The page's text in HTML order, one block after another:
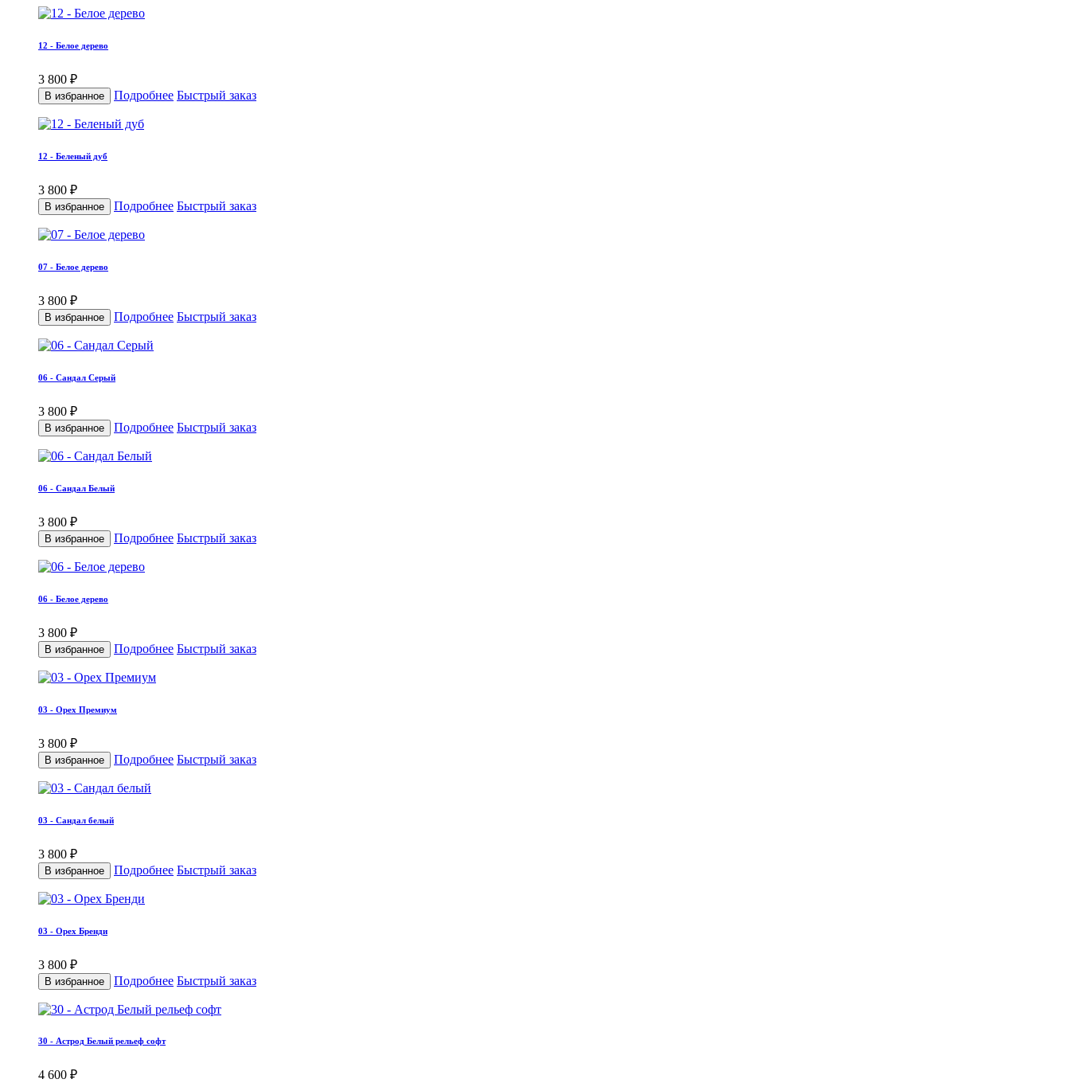
12 - Белое дерево
3 800 ₽
В избранное Подробнее Быстрый заказ
12 - Беленый дуб
3 800 ₽
В избранное Подробнее Быстрый заказ
07 - Белое дерево
3 800 ₽
В избранное Подробнее Быстрый заказ
06 - Сандал Серый
3 800 ₽
В избранное Подробнее Быстрый заказ
06 - Сандал Белый
3 800 ₽
В избранное Подробнее Быстрый заказ
06 - Белое дерево
3 800 ₽
В избранное Подробнее Быстрый заказ
03 - Орех Премиум
3 800 ₽
В избранное Подробнее Быстрый заказ
03 - Сандал белый
3 800 ₽
В избранное Подробнее Быстрый заказ
03 - Орех Бренди
3 800 ₽
В избранное Подробнее Быстрый заказ
30 - Астрод Белый рельеф софт
4 600 ₽